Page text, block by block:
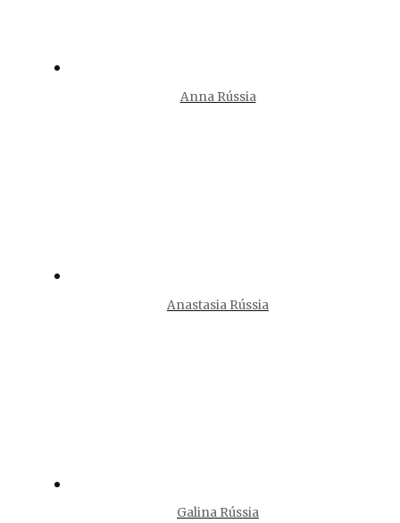
Anna Rússia
Anastasia Rússia
Galina Rússia